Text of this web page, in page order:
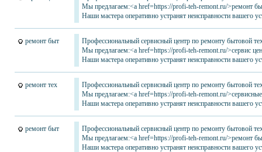
Мы предлагаем:<a href=https://profi-teh-remont.ru/>ремонт
Наши мастера оперативно устранят неисправности вашего
ремонт быт
Профессиональный сервисный центр по ремонту бытовой
Мы предлагаем:<a href=https://profi-teh-remont.ru/>сервис
Наши мастера оперативно устранят неисправности вашего
ремонт тех
Профессиональный сервисный центр по ремонту бытовой
Мы предлагаем:<a href=https://profi-teh-remont.ru/
Наши мастера оперативно устранят неисправности вашего
ремонт быт
Профессиональный сервисный центр по ремонту бытовой
Мы предлагаем:<a href=https://profi-teh-remont.ru/>ремонт
Наши мастера оперативно устранят неисправности вашего